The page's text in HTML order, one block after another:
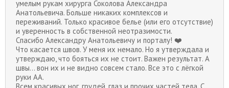
умелым рукам хирурга Соколова Александра
Анатольевича. Больше никаких комплексов и
переживаний. Только красивое белье (или его отсутствие)
и уверенность в собственной неотразимости.
Спасибо Александру Анатольевичу и порталу! ❤️
Что касается швов. У меня их немало. Но я утверждала и
утверждаю, что бояться их не стоит. Важен результат. А
швы... вон их и не видно совсем стало. Все это с лёгкой
руки АА.